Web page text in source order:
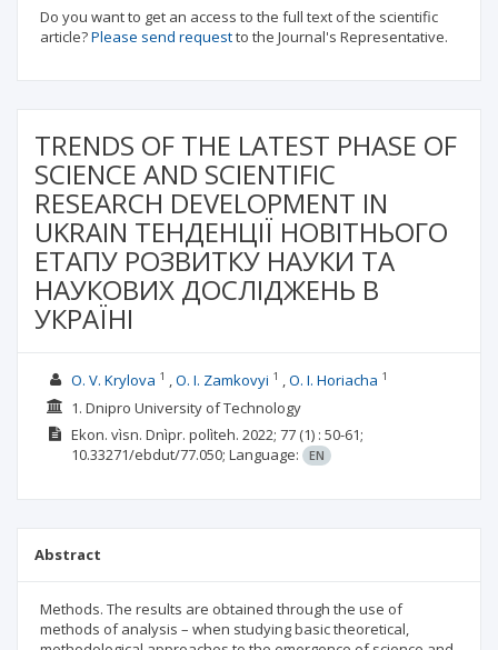
Do you want to get an access to the full text of the scientific
article?Please send requestto the Journal's Representative.
TRENDS OF THE LATEST PHASE OF
SCIENCE AND SCIENTIFIC
RESEARCH DEVELOPMENT IN
UKRAIN ТЕНДЕНЦІЇ НОВІТНЬОГО
ЕТАПУ РОЗВИТКУ НАУКИ ТА
НАУКОВИХ ДОСЛІДЖЕНЬ В
УКРАЇНІ
О. V. Krylova 1 O. І. Zamkovyi 1 О. І. Horiacha 1
1. Dnipro University of Technology
Ekon. vìsn. Dnìpr. polìteh. 2022; 77(1) : 50-61;
10.33271/ebdut/77.050; Language: EN
Abstract
Methods. The results are obtained through the use of
methods of analysis – when studying basic theoretical,